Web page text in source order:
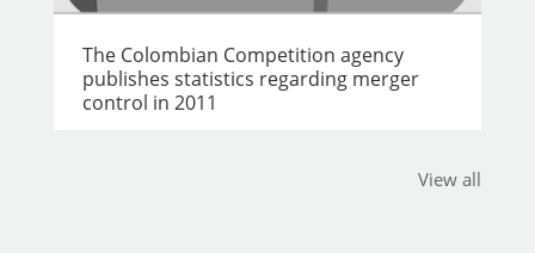
The Colombian Competition agency
publishes statistics regarding merger
control in 2011
View all